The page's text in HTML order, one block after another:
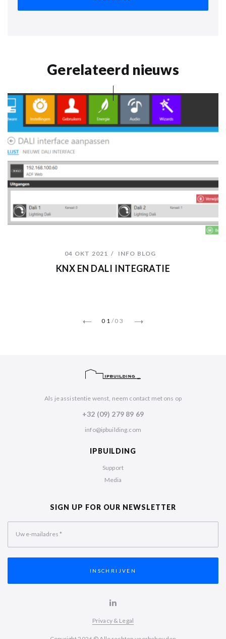
Gerelateerd nieuws
04 OKT 2021 INFO BLOG
KNX EN DALI INTEGRATIE
01 /03
Als je assistentie wenst, neem contact met ons op
+32 (09) 279 89 69
info@ipbuilding.com
IPBUILDING
Support
Media
SIGN UP FOR OUR NEWSLETTER
Uw e-mailadres *
Privacy & Legal